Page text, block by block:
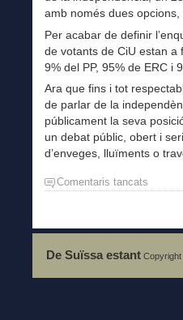
amb només dues
Per acabar de definir
de votants de CiU estan a
9% del PP, 95% de ERC i
Ara que fins i tot
de parlar de la
públicament la seva
un debat públic, obert i
d’enveges, lluïments o
Comentaris tancats
De Suïssa estant